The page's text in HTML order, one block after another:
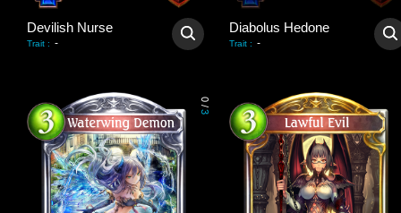
Devilish Nurse
Trait : -
Diabolus Hedone
Trait : -
0
/
3